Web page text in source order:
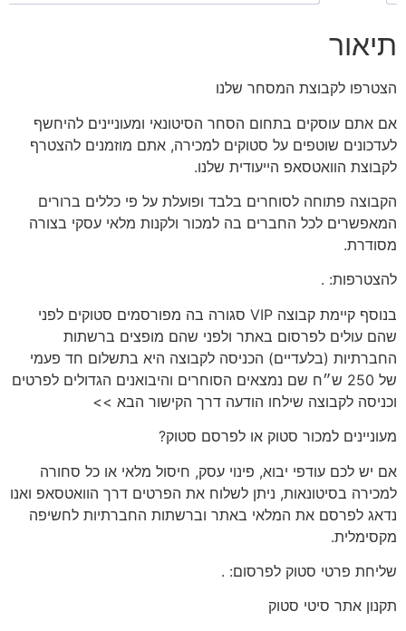
תיאור
הצטרפו לקבוצת המסחר שלנו
אם אתם עוסקים בתחום הסחר הסיטונאי ומעוניינים להיחשף
לעדכונים שוטפים על סטוקים למכירה, אתם מוזמנים להצטרף
לקבוצת הוואטסאפ הייעודית שלנו.
הקבוצה פתוחה לסוחרים בלבד ופועלת על פי כללים ברורים
המאפשרים לכל החברים בה למכור ולקנות מלאי עסקי בצורה
מסודרת.
להצטרפות: .
בנוסף קיימת קבוצה VIP סגורה בה מפורסמים סטוקים לפני
שהם עולים לפרסום באתר ולפני שהם מופצים ברשתות
החברתיות (בלעדיים) הכניסה לקבוצה היא בתשלום חד פעמי
של 250 ש״ח שם נמצאים הסוחרים והיבואנים הגדולים לפרטים
וכניסה לקבוצה שילחו הודעה דרך הקישור הבא >>
מעוניינים למכור סטוק או לפרסם סטוק?
אם יש לכם עודפי יבוא, פינוי עסק, חיסול מלאי או כל סחורה
למכירה בסיטונאות, ניתן לשלוח את הפרטים דרך הוואטסאפ ואנו
נדאג לפרסם את המלאי באתר וברשתות החברתיות לחשיפה
מקסימלית.
שליחת פרטי סטוק לפרסום: .
תקנון אתר סיטי סטוק